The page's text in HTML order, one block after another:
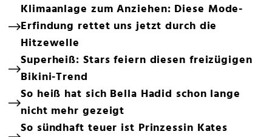
Klimaanlage zum Anziehen: Diese Mode-
Erfindung rettet uns jetzt durch die
Hitzewelle
Superheiß: Stars feiern diesen freizügigen
Bikini-Trend
So heiß hat sich Bella Hadid schon lange
nicht mehr gezeigt
So sündhaft teuer ist Prinzessin Kates